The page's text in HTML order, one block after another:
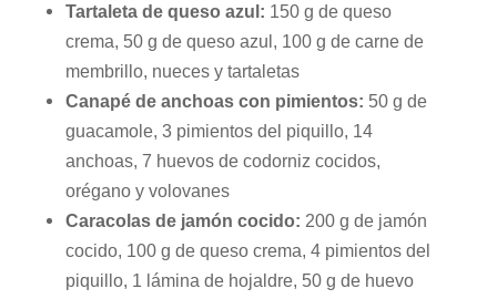
Tartaleta de queso azul: 150 g de queso
crema, 50 g de queso azul, 100 g de carne de
membrillo, nueces y tartaletas
Canapé de anchoas con pimientos: 50 g de
guacamole, 3 pimientos del piquillo, 14
anchoas, 7 huevos de codorniz cocidos,
orégano y volovanes
Caracolas de jamón cocido: 200 g de jamón
cocido, 100 g de queso crema, 4 pimientos del
piquillo, 1 lámina de hojaldre, 50 g de huevo